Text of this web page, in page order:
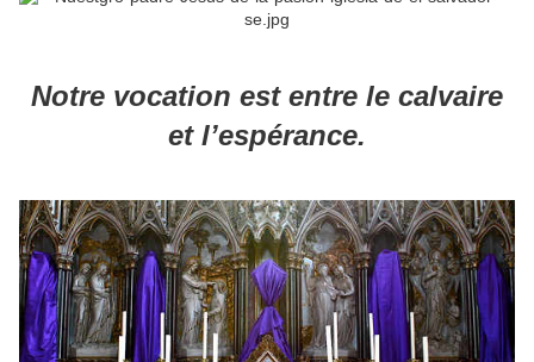
Notre vocation est entre le calvaire
et l’espérance.